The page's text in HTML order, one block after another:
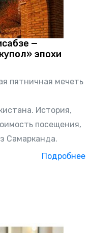
—
эпохи
пятничная мечеть
История,
посещения,
Самарканда.
Подробнее